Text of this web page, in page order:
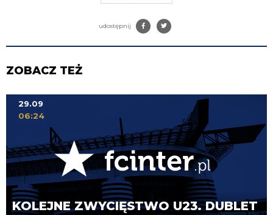
udostępnij
ZOBACZ TEŻ
KOLEJNE ZWYCIĘSTWO U23. DUBLET
29.09
06:24